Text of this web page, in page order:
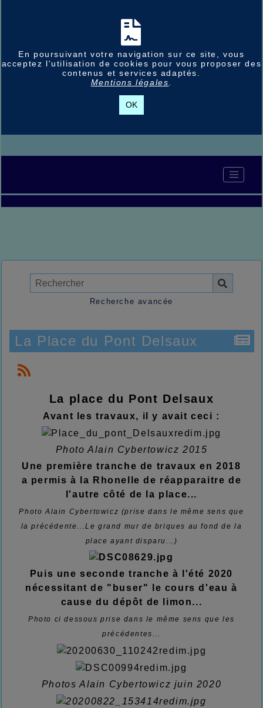
En poursuivant votre navigation sur ce site, vous
acceptez l'utilisation de cookies pour vous proposer des
contenus et services adaptés.
Mentions légales
OK
Recherche avancée
La Place du Pont Delsaux
La place du Pont Delsaux
Avant les travaux, il y avait ceci :
Photo Alain Cybertowicz 2015
Une première tranche de travaux en 2018
a permis à la Rhonelle de réapparaitre de
l'autre côté de la place...
Photo Alain Cybertowicz (prise dans le même sens que
la précédente...Le grand mur de briques au fond de la
place ayant disparu...)
Puis une seconde tranche à l'été 2020
nécessitant de "buser" le cours d'eau à
cause du dépôt de limon...
Photo ci dessous prise dans le même sens que les
précédentes...
Photos Alain Cybertowicz juin 2020